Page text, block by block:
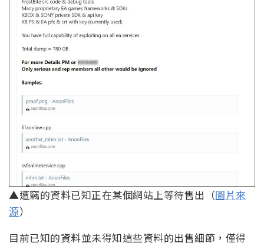
▲遭竊的資料已知正在某個網站上等待售出（圖片來
源）
目前已知的資料並未得知這些資料的出售細節，僅得